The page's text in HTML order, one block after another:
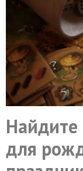
Найдите
для